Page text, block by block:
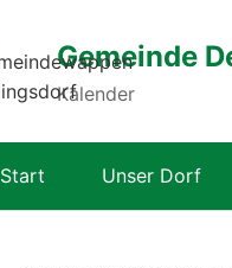
Gemeinde
Kalender
Start Unser Dorf